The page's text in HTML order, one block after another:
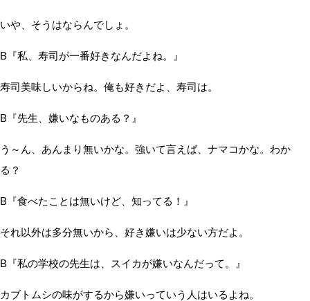
いや、そうはならんでしょ。
B『私、寿司が一番好きなんだよね。』
寿司美味しいからね。俺も好きだよ、寿司は。
B『先生、嫌いなものある？』
う～ん、あんまり無いかな。強いて言えば、ナマコかな。わか
る？
B『食べたことは無いけど、知ってる！』
それ以外は多分無いから、好き嫌いは少ない方だよ。
B『私の学校の先生は、スイカが嫌いなんだって。』
カブトムシの味がするから嫌いっていう人はいるよね。